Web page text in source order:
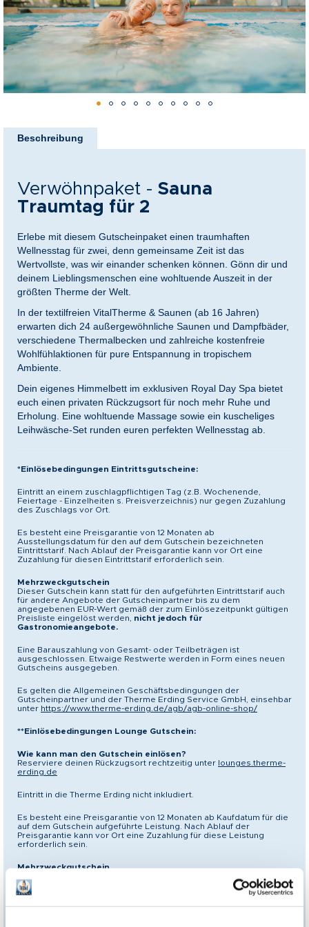
Anfang
Beschreibung
Verwöhnpaket - Sauna
Traumtag für 2
Erlebe mit diesem Gutscheinpaket einen traumhaften
Wellnesstag für zwei, denn gemeinsame Zeit ist das
Wertvollste, was wir einander schenken können. Gönn dir und
deinem Lieblingsmenschen eine wohltuende Auszeit in der
größten Therme der Welt.
In der textilfreien VitalTherme & Saunen (ab 16 Jahren)
erwarten dich 24 außergewöhnliche Saunen und Dampfbäder,
verschiedene Thermalbecken und zahlreiche kostenfreie
Wohlfühlaktionen für pure Entspannung in tropischem
Ambiente.
Dein eigenes Himmelbett im exklusiven Royal Day Spa bietet
euch einen privaten Rückzugsort für noch mehr Ruhe und
Erholung. Eine wohltuende Massage sowie ein kuscheliges
Leihwäsche-Set runden euren perfekten Wellnesstag ab.
*Einlösebedingungen Eintrittsgutscheine:
Eintritt an einem zuschlagpflichtigen Tag (z.B. Wochenende,
Feiertage - Einzelheiten s. Preisverzeichnis) nur gegen Zuzahlung
des Zuschlags vor Ort.
Es besteht eine Preisgarantie von 12 Monaten ab
Ausstellungsdatum für den auf dem Gutschein bezeichneten
Eintrittstarif. Nach Ablauf der Preisgarantie kann vor Ort eine
Zuzahlung für diesen Eintrittstarif erforderlich sein.
Mehrzweckgutschein
Dieser Gutschein kann statt für den aufgeführten Eintrittstarif auch
für andere Angebote der Gutscheinpartner bis zu dem
angegebenen EUR-Wert gemäß der zum Einlösezeitpunkt gültigen
Preisliste eingelöst werden, nicht jedoch für
Gastronomieangebote.
Eine Barauszahlung von Gesamt- oder Teilbeträgen ist
ausgeschlossen. Etwaige Restwerte werden in Form eines neuen
Gutscheins ausgegeben.
Es gelten die Allgemeinen Geschäftsbedingungen der
Gutscheinpartner und der Therme Erding Service GmbH, einsehbar
unter https://www.therme-erding.de/agb/agb-online-shop/
**Einlösebedingungen Lounge Gutschein:
Wie kann man den Gutschein einlösen?
Reserviere deinen Rückzugsort rechtzeitig unter lounges.therme-
erding.de
Eintritt in die Therme Erding nicht inkludiert.
Es besteht eine Preisgarantie von 12 Monaten ab Kaufdatum für die
auf dem Gutschein aufgeführte Leistung. Nach Ablauf der
Preisgarantie kann vor Ort eine Zuzahlung für diese Leistung
erforderlich sein.
Mehrzweckgutschein
Dieser Gutschein kann statt für die auf dem Gutschein aufgeführte
Leistung auch für andere Angebote der Gutscheinpartner bis zu
dem angegebenen EUR-Wert gemäß der zum Einlösezeitpunkt
für Paare
für Familien